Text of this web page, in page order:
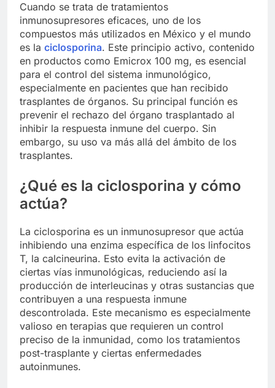
Cuando se trata de tratamientos
inmunosupresores eficaces, uno de los
compuestos más utilizados en México y el mundo
es la ciclosporina. Este principio activo, contenido
en productos como Emicrox 100 mg, es esencial
para el control del sistema inmunológico,
especialmente en pacientes que han recibido
trasplantes de órganos. Su principal función es
prevenir el rechazo del órgano trasplantado al
inhibir la respuesta inmune del cuerpo. Sin
embargo, su uso va más allá del ámbito de los
trasplantes.
¿Qué es la ciclosporina y cómo
actúa?
La ciclosporina es un inmunosupresor que actúa
inhibiendo una enzima específica de los linfocitos
T, la calcineurina. Esto evita la activación de
ciertas vías inmunológicas, reduciendo así la
producción de interleucinas y otras sustancias que
contribuyen a una respuesta inmune
descontrolada. Este mecanismo es especialmente
valioso en terapias que requieren un control
preciso de la inmunidad, como los tratamientos
post-trasplante y ciertas enfermedades
autoinmunes.